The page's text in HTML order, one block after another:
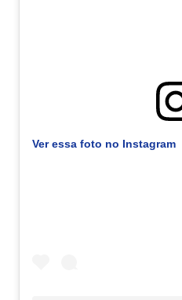
Ver essa foto no Instagram